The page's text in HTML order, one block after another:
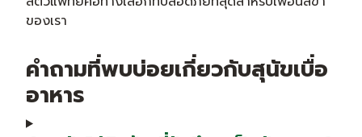
ของเรา
คำถามที่พบบ่อยเกี่ยวกับสุนัขเบื่อ
อาหาร